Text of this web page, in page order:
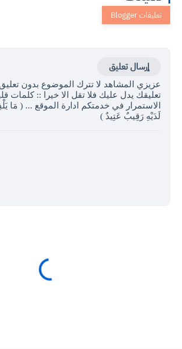
إرسال تعليق
عزيزي المشاهد لا تترك الموضوع بدون
تعليقك يدل عليك فلا تقل الا خيرا :: كلمات
الاستمرار في خدمتكم ادارة الموقع ... ( مَا
لَدَيْهِ رَقِيبٌ عَتِيدٌ )